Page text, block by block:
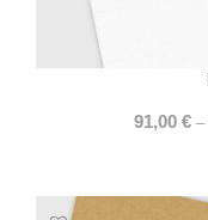
91,00 € –